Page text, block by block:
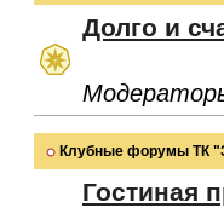
Долго и
Клубные форумы ТК
Гостиная